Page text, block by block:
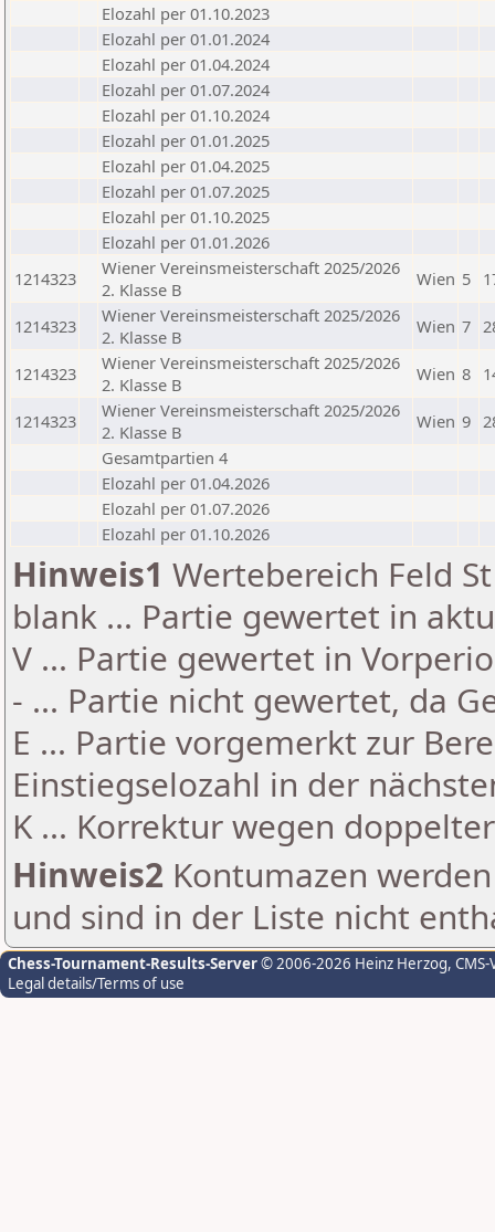
Elozahl per 01.10.2023
Elozahl per 01.01.2024
Elozahl per 01.04.2024
Elozahl per 01.07.2024
Elozahl per 01.10.2024
Elozahl per 01.01.2025
Elozahl per 01.04.2025
Elozahl per 01.07.2025
Elozahl per 01.10.2025
Elozahl per 01.01.2026
1214323
Wiener Vereinsmeisterschaft 2025/2026
2. Klasse B
Wien 5
1214323
Wiener Vereinsmeisterschaft 2025/2026
2. Klasse B
Wien 7
1214323
Wiener Vereinsmeisterschaft 2025/2026
2. Klasse B
Wien 8
1214323
Wiener Vereinsmeisterschaft 2025/2026
2. Klasse B
Wien 9
Gesamtpartien 4
Elozahl per 01.04.2026
Elozahl per 01.07.2026
Elozahl per 01.10.2026
Hinweis1 Wertebereich Feld
blank ... Partie gewertet in
V ... Partie gewertet in
- ... Partie nicht gewertet, da
E ... Partie vorgemerkt zur
Einstiegselozahl in der
K ... Korrektur wegen
Hinweis2 Kontumazen
und sind in der Liste nicht
Chess-Tournament-Results-Server© 2006-2026 Heinz Herzog,
Legal details/Terms of use